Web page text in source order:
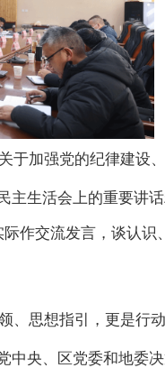
于加强党的纪律建设
主生活会上的重要讲
作交流发言，谈认识
、思想指引，更是行
中央、区党委和地委